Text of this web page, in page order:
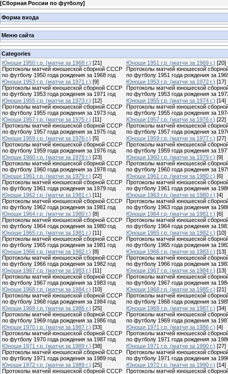
[Сборная России по футболу]
Форма входа
Меню сайта
Categories
Юноши 1950 г.р. (матчи за 1968 г.) [21]
Протоколы матчей юношеской сборной СССР
по футболу 1950 года рождения за 1968 год
Юноши 1951 г.р. (матчи за 1969 г.) [20]
Протоколы матчей юношеской
по футболу 1951 года рождения за
Юноши 1953 г.р. (матчи за 1971 г.) [9]
Протоколы матчей юношеской сборной СССР
по футболу 1953 года рождения за 1971 год
Юноши 1953 г.р. (матчи за 1972 г.) [17]
Протоколы матчей юношеской
по футболу 1953 года рождения за
Юноши 1955 г.р. (матчи за 1973 г.) [12]
Протоколы матчей юношеской сборной СССР
по футболу 1955 года рождения за 1973 год
Юноши 1955 г.р. (матчи за 1974 г.) [14]
Протоколы матчей юношеской
по футболу 1955 года рождения за
Юноши 1957 г.р. (матчи за 1975 г.) [11]
Протоколы матчей юношеской сборной СССР
по футболу 1957 года рождения за 1975 год
Юноши 1957 г.р. (матчи за 1976 г.) [22]
Протоколы матчей юношеской
по футболу 1957 года рождения за
Юноши 1959 г.р. (матчи за 1976 г.) [5]
Протоколы матчей юношеской сборной СССР
по футболу 1959 года рождения за 1976 год
Юноши 1959 г.р. (матчи за 1977 г.) [27]
Протоколы матчей юношеской
по футболу 1959 года рождения за
Юноши 1960 г.р. (матчи за 1978 г.) [23]
Протоколы матчей юношеской сборной СССР
по футболу 1960 года рождения за 1978 год
Юноши 1960 г.р. (матчи за 1979 г.) [9]
Протоколы матчей юношеской
по футболу 1960 года рождения за
Юноши 1961 г.р. (матчи за 1979 г.) [22]
Протоколы матчей юношеской сборной СССР
по футболу 1961 года рождения за 1979 год
Юноши 1961 г.р. (матчи за 1980 г.) [6]
Протоколы матчей юношеской
по футболу 1961 года рождения за
Юноши 1962 г.р. (матчи за 1981 г.) [11]
Протоколы матчей юношеской сборной СССР
по футболу 1962 года рождения за 1981 год
Юноши 1963 г.р. (матчи за 1980 г.) [4]
Протоколы матчей юношеской
по футболу 1963 года рождения за
Юноши 1964 г.р. (матчи за 1980 г.) [8]
Протоколы матчей юношеской сборной СССР
по футболу 1964 года рождения за 1980 год
Юноши 1964 г.р. (матчи за 1981 г.) [6]
Протоколы матчей юношеской
по футболу 1964 года рождения за
Юноши 1965 г.р. (матчи за 1981 г.) [11]
Протоколы матчей юношеской сборной СССР
по футболу 1965 года рождения за 1981 год
Юноши 1965 г.р. (матчи за 1982 г.) [10]
Протоколы матчей юношеской
по футболу 1965 года рождения за
Юноши 1966 г.р. (матчи за 1982 г.) [8]
Протоколы матчей юношеской сборной СССР
по футболу 1966 года рождения за 1982 год
Юноши 1966 г.р. (матчи за 1983 г.) [13]
Протоколы матчей юношеской
по футболу 1966 года рождения за
Юноши 1967 г.р. (матчи за 1983 г.) [11]
Протоколы матчей юношеской сборной СССР
по футболу 1967 года рождения за 1983 год
Юноши 1967 г.р. (матчи за 1984 г.) [13]
Протоколы матчей юношеской
по футболу 1967 года рождения за
Юноши 1968 г.р. (матчи за 1984 г.) [10]
Протоколы матчей юношеской сборной СССР
по футболу 1968 года рождения за 1984 год
Юноши 1968 г.р. (матчи за 1985 г.) [21]
Протоколы матчей юношеской
по футболу 1968 года рождения за
Юноши 1969 г.р. (матчи за 1986 г.) [25]
Протоколы матчей юношеской сборной СССР
по футболу 1969 года рождения за 1986 год
Юноши 1969 г.р. (матчи за 1987 г.) [34]
Протоколы матчей юношеской
по футболу 1969 года рождения за
Юноши 1970 г.р. (матчи за 1987 г.) [33]
Протоколы матчей юношеской сборной СССР
по футболу 1970 года рождения за 1987 год
Юноши 1971 г.р. (матчи за 1986 г.) [4]
Протоколы матчей юношеской
по футболу 1971 года рождения за
Юноши 1971 г.р. (матчи за 1989 г.) [38]
Протоколы матчей юношеской сборной СССР
по футболу 1971 года рождения за 1989 год
Юноши 1971 г.р. (матчи за 1990 г.) [27]
Протоколы матчей юношеской
по футболу 1971 года рождения за
Юноши 1972 г.р. (матчи за 1989 г.) [25]
Протоколы матчей юношеской сборной СССР
Юноши 1972 г.р. (матчи за 1990 г.) [14]
Протоколы матчей юношеской